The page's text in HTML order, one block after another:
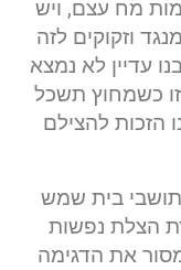
מח עצם, ויש
וזקוקים לזה
עדיין לא נמצא
כשמחוץ תשכל
הזכות להצילם
תושבי בית שמש
הצלת נפשות
את הדגימה